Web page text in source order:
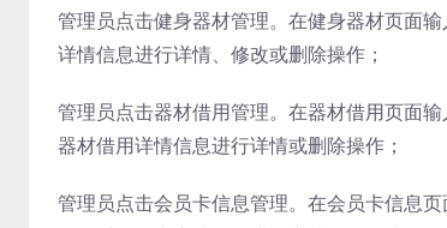
管理员点击健身器材管理。在健身器材页面
详情信息进行详情、修改或删除操作；
管理员点击器材借用管理。在器材借用页面
器材借用详情信息进行详情或删除操作；
管理员点击会员卡信息管理。在会员卡信息